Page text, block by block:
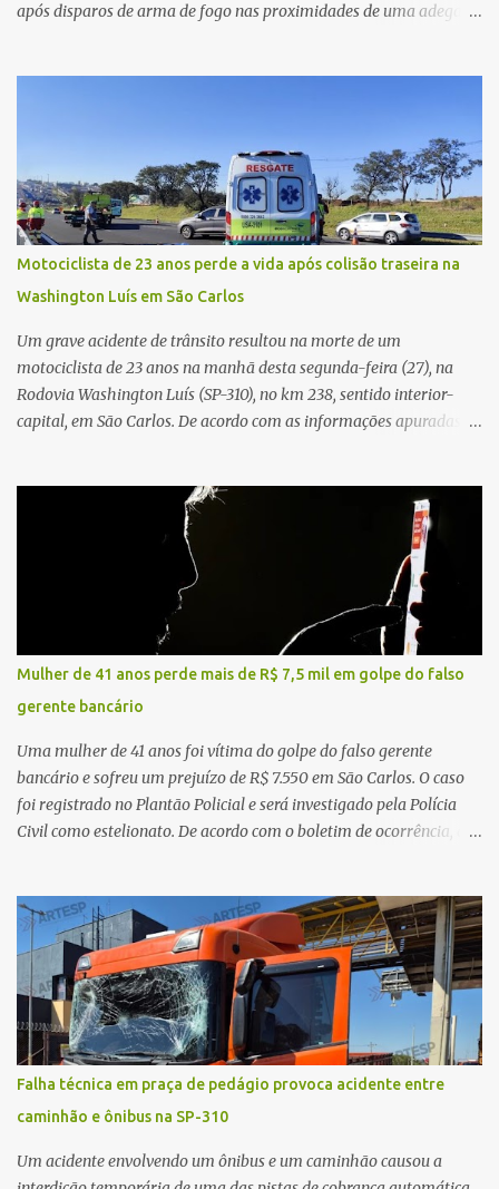
após disparos de arma de fogo nas proximidades de uma adega. O
diversos disparos. Duas vítimas morreram ainda no local. Outras
três pessoas foram baleadas e socorridas. Até o momento, não
foram divulgadas informações oficiais sobre o estado de saúde dos
feridos. Equipes da Polícia Militar de Santa Gertrudes atenderam a
ocorrência e isolaram a área para o trabalho da perícia. Até a
última atualização, nenhum suspeito havia sido preso. A Polícia
Civil investigará a motivação da briga, a autoria dos disparos e as
circunstâncias do crime. A ocorrência segue em anda...
Motociclista de 23 anos perde a vida após colisão traseira na
Washington Luís em São Carlos
Um grave acidente de trânsito resultou na morte de um
motociclista de 23 anos na manhã desta segunda-feira (27), na
Rodovia Washington Luís (SP-310), no km 238, sentido interior-
capital, em São Carlos. De acordo com as informações apuradas no
veículo, o trânsito estava lento e congestionado devido a obras
realizadas na rodovia, momento em que ocorreu o impacto. Com
a violência da colisão, o motociclista foi arremessado ao solo.
Testemunhas relataram que o capacete teria se desprendido
durante o acidente. O jovem sofreu ferimentos gravíssimos e
morreu ainda no local. Equipes de resgate e de atendimento da
concessionária responsável pela rodovia foram acionadas e
realizaram a sinalização da via, além de prestarem socorro à
vítima. No entanto, o óbito foi constatado ainda no local do
acidente. A Polícia Militar Rodoviária compareceu para o registro
da ocorrência...
Mulher de 41 anos perde mais de R$ 7,5 mil em golpe do falso
gerente bancário
Uma mulher de 41 anos foi vítima do golpe do falso gerente
bancário e sofreu um prejuízo de R$ 7.550 em São Carlos. O caso
foi registrado no Plantão Policial e será investigado pela Polícia
Civil como estelionato. De acordo com o boletim de ocorrência, a
suspeito alegou que seria necessário atualizar o cadastro da conta
e passou a orientar a vítima sobre os procedimentos que deveriam
ser realizados. Dias depois, o golpista enviou um documento em
PDF simulando uma comunicação oficial da instituição financeira.
Na sequência, entrou em contato por telefone e encaminhou um
link, orientando a vítima a acessá-lo pelo computador para
concluir a suposta atualização cadastral. Após realizar o
procedimento, a conta bancária ficou bloqueada por algumas
horas. Sem conseguir acessar o sistema, a vítima tentou
novamente contato com o suposto gerente, mas não obteve
resposta. Na segunda-fe...
Falha técnica em praça de pedágio provoca acidente entre
caminhão e ônibus na SP-310
Um acidente envolvendo um ônibus e um caminhão causou a